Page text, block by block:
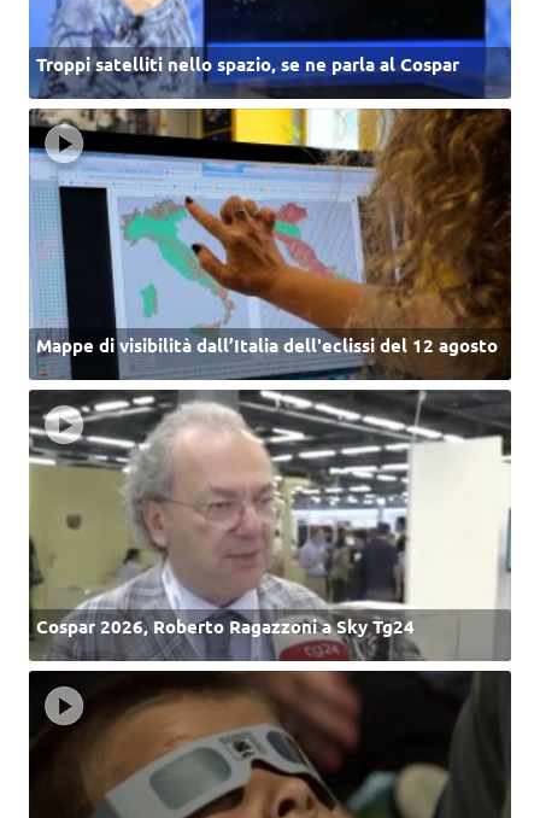
Troppi satelliti nello spazio, se ne parla al Cospar
Mappe di visibilità dall’Italia dell'eclissi del 12 agosto
Cospar 2026, Roberto Ragazzoni a Sky Tg24